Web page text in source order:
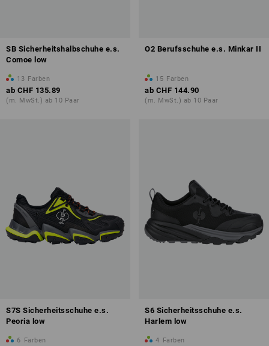
SB Sicherheitshalbschuhe e.s.
Comoe low
13 Farben
ab CHF 135.89
(m. MwSt.) ab 10 Paar
O2 Berufsschuhe e.s. Minkar II
15 Farben
ab CHF 144.90
(m. MwSt.) ab 10 Paar
S7S Sicherheitsschuhe e.s.
Peoria low
6 Farben
S6 Sicherheitsschuhe e.s.
Harlem low
4 Farben